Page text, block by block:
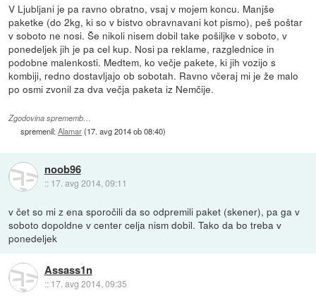
V Ljubljani je pa ravno obratno, vsaj v mojem koncu. Manjše
paketke (do 2kg, ki so v bistvo obravnavani kot pismo), peš poštar
v soboto ne nosi. Še nikoli nisem dobil take pošiljke v soboto, v
ponedeljek jih je pa cel kup. Nosi pa reklame, razglednice in
podobne malenkosti. Medtem, ko večje pakete, ki jih vozijo s
kombiji, redno dostavljajo ob sobotah. Ravno včeraj mi je že malo
po osmi zvonil za dva večja paketa iz Nemčije.
Zgodovina sprememb…
spremenil:Alamar(17. avg 2014 ob 08:40)
noob96
:: 17. avg 2014, 09:11
v čet so mi z ena sporočili da so odpremili paket (skener), pa ga v
soboto dopoldne v center celja nism dobil. Tako da bo treba v
ponedeljek
Assass1n
:: 17. avg 2014, 09:35